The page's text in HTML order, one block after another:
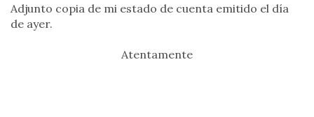
Adjunto copia de mi estado de cuenta emitido el día
de ayer.
Atentamente